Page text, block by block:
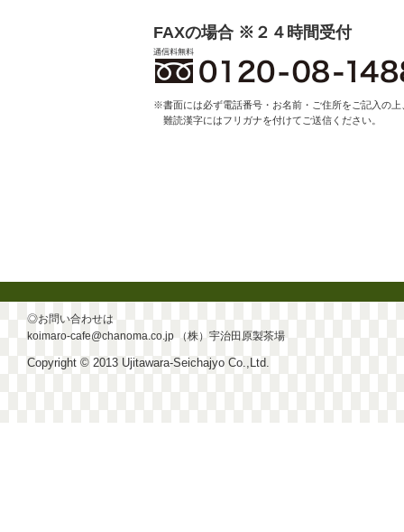
FAXの場合 ※２４時間受付
※書面には必ず電話番号・お名前・ご住所をご記入の上
難読漢字にはフリガナを付けてご送信ください。
◎お問い合わせは
koimaro-cafe@chanoma.co.jp （株）宇治田原製茶場
Copyright © 2013 Ujitawara-Seichajyo Co.,Ltd.